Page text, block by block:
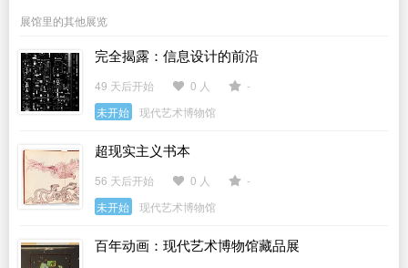
展馆里的其他展览
完全揭露：信息设计的前沿
49 天后开始 0 人
-
未开始
现代艺术博物馆
超现实主义书本
56 天后开始 0 人
-
未开始
现代艺术博物馆
百年动画：现代艺术博物馆藏品展